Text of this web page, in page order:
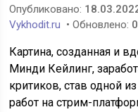
Опубликовано:
Vykhodit.ru • Обновлено:
Картина, созданная и
Минди Кейлинг,
критиков, став одной
работ на стрим-